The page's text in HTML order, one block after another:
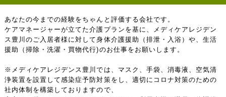
あなたの今までの経験をちゃんと評価する会社です。
ケアマネージャーが立てた介護プランを基に、メディケアレジデン
ス豊川のご入居者様に対して身体介護援助（排泄・入浴）や、生活
援助（掃除・洗濯・買物代行)のお仕事をお願いします。
※メディケアレジデンス豊川では、マスク、手袋、消毒液、空気清
浄装置を設置して感染症予防対策をし、適切にコロナ対策のための
社内体制を構築しておりますので、